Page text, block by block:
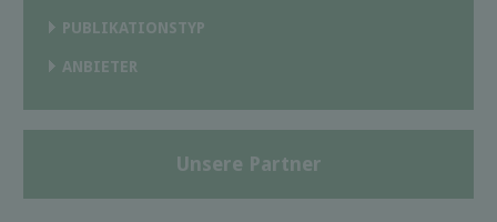
PUBLIKATIONSTYP
ANBIETER
Unsere Partner